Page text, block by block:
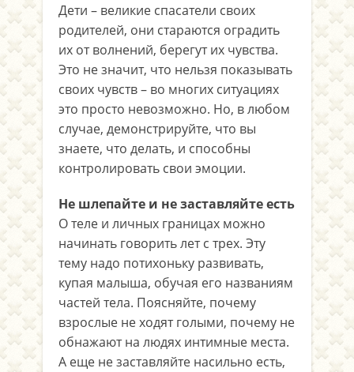
Дети – великие спасатели своих
родителей, они стараются оградить
их от волнений, берегут их чувства.
Это не значит, что нельзя показывать
своих чувств – во многих ситуациях
это просто невозможно. Но, в любом
случае, демонстрируйте, что вы
знаете, что делать, и способны
контролировать свои эмоции.
Не шлепайте и не заставляйте есть
О теле и личных границах можно
начинать говорить лет с трех. Эту
тему надо потихоньку развивать,
купая малыша, обучая его названиям
частей тела. Поясняйте, почему
взрослые не ходят голыми, почему не
обнажают на людях интимные места.
А еще не заставляйте насильно есть,